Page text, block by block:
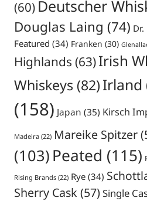
(60) Deutscher
Douglas Laing (74)
Featured (34) Franken (30)
Highlands (63)Irish
Whiskeys (82)Irland
(158) Japan (35) Kirsch
Madeira(22) Mareike Spitzer
(103) Peated (115)
Rising Brands(22) Rye(34)
Sherry Cask (57)Single